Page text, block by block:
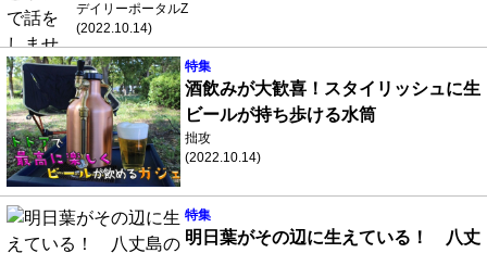
デイリーポータルZ
(2022.10.14)
特集
酒飲みが大歓喜！スタイリッシュに生
ビールが持ち歩ける水筒
拙攻
(2022.10.14)
特集
明日葉がその辺に生えている！ 八丈